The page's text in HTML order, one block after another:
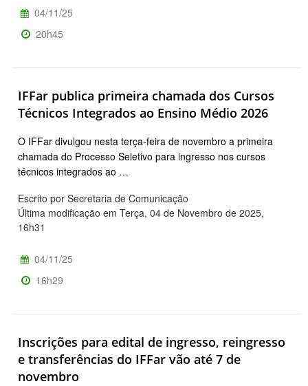
04/11/25
20h45
IFFar publica primeira chamada dos Cursos
Técnicos Integrados ao Ensino Médio 2026
O IFFar divulgou nesta terça-feira de novembro a primeira
chamada do Processo Seletivo para ingresso nos cursos
técnicos integrados ao …
Escrito por Secretaria de Comunicação
Última modificação em Terça, 04 de Novembro de 2025,
16h31
04/11/25
16h29
Inscrições para edital de ingresso, reingresso
e transferências do IFFar vão até 7 de
novembro